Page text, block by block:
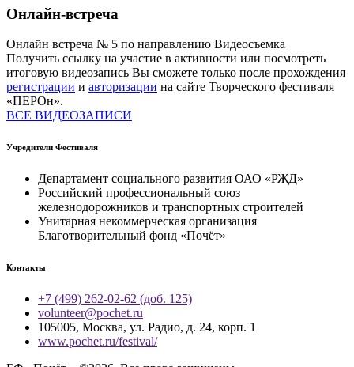
Онлайн-встреча
Онлайн встреча № 5 по направлению Видеосъемка
Получить ссылку на участие в активности или посмотреть
итоговую видеозапись Вы сможете только после прохождения
регистрации и авторизации на сайте Творческого фестиваля
«ПЕРОн».
ВСЕ ВИДЕОЗАПИСИ
Учредители Фестиваля
Департамент социального развития ОАО «РЖД»
Российский профессиональный союз
железнодорожников и транспортных строителей
Унитарная некоммерческая организация
Благотворительный фонд «Почёт»
Контакты
+7 (499) 262-02-62 (доб. 125)
volunteer@pochet.ru
105005, Москва, ул. Радио, д. 24, корп. 1
www.pochet.ru/festival/